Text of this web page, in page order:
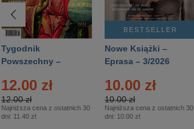
Tygodnik
Powszechny –
12.00 zł
12.00 zł
Najniższa cena z ostatnich 30
dni: 11.40 zł
BESTSELLER
Nowe Książki –
Eprasa – 3/2026
10.00 zł
10.00 zł
Najniższa cena z ostatnich 30
dni: 10.00 zł